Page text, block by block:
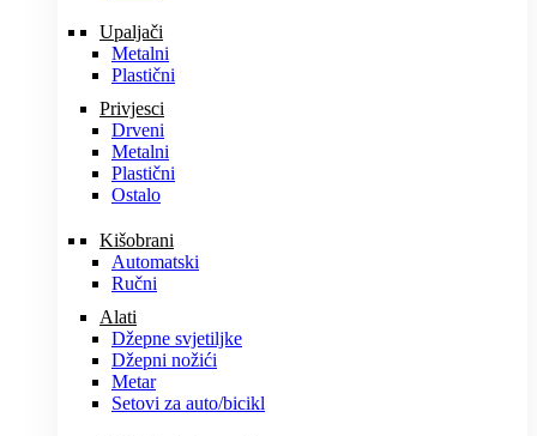
Upaljači
Metalni
Plastični
Privjesci
Drveni
Metalni
Plastični
Ostalo
Kišobrani
Automatski
Ručni
Alati
Džepne svjetiljke
Džepni nožići
Metar
Setovi za auto/bicikl